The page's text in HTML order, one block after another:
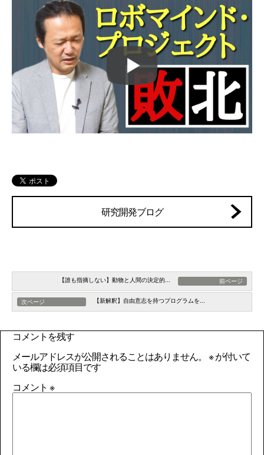
研究開発ブログ
【誰も指摘しない】動物と人間の決定的... 前ページ
次ページ 【新解釈】自由意志を持つプログラムを...
コメントを残す
メールアドレスが公開されることはありません。 ※が付いて
いる欄は必須項目です
コメント ※